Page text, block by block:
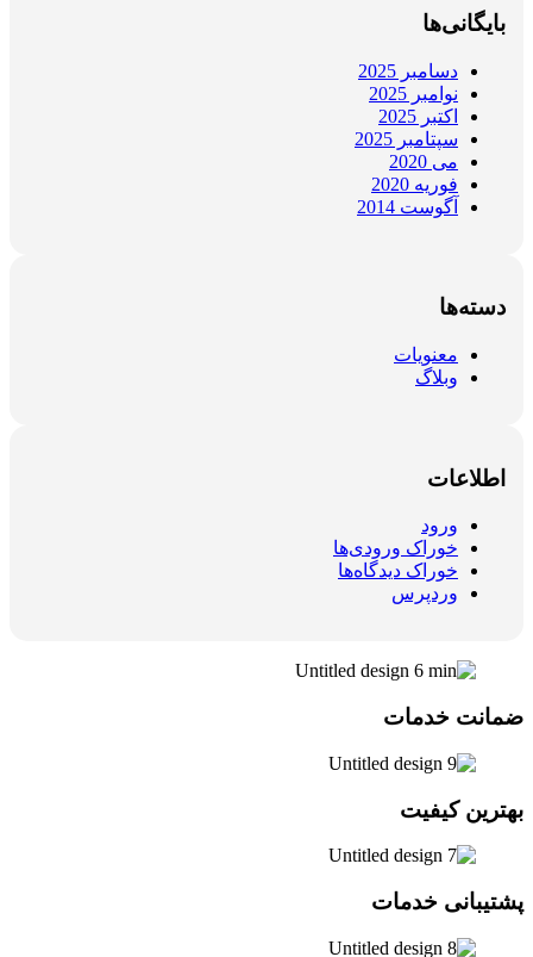
بایگانی‌ها
دسامبر 2025
نوامبر 2025
اکتبر 2025
سپتامبر 2025
می 2020
فوریه 2020
آگوست 2014
دسته‌ها
معنویات
وبلاگ
اطلاعات
ورود
خوراک ورودی‌ها
خوراک دیدگاه‌ها
وردپرس
ضمانت خدمات
بهترین کیفیت
پشتیبانی خدمات